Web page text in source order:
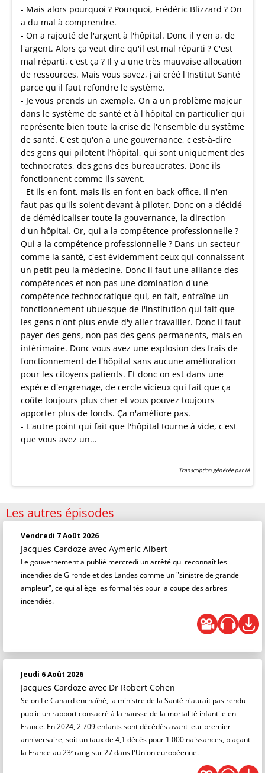
- Mais alors pourquoi ? Pourquoi, Frédéric Blizzard ? On
a du mal à comprendre.
- On a rajouté de l'argent à l'hôpital. Donc il y en a, de
l'argent. Alors ça veut dire qu'il est mal réparti ? C'est
mal réparti, c'est ça ? Il y a une très mauvaise allocation
de ressources. Mais vous savez, j'ai créé l'Institut Santé
parce qu'il faut refondre le système.
- Je vous prends un exemple. On a un problème majeur
dans le système de santé et à l'hôpital en particulier qui
représente bien toute la crise de l'ensemble du système
de santé. C'est qu'on a une gouvernance, c'est-à-dire
des gens qui pilotent l'hôpital, qui sont uniquement des
technocrates, des gens des bureaucrates. Donc ils
fonctionnent comme ils savent.
- Et ils en font, mais ils en font en back-office. Il n'en
faut pas qu'ils soient devant à piloter. Donc on a décidé
de démédicaliser toute la gouvernance, la direction
d'un hôpital. Or, qui a la compétence professionnelle ?
Qui a la compétence professionnelle ? Dans un secteur
comme la santé, c'est évidemment ceux qui connaissent
un petit peu la médecine. Donc il faut une alliance des
compétences et non pas une domination d'une
compétence technocratique qui, en fait, entraîne un
fonctionnement ubuesque de l'institution qui fait que
les gens n'ont plus envie d'y aller travailler. Donc il faut
payer des gens, non pas des gens permanents, mais en
intérimaire. Donc vous avez une explosion des frais de
fonctionnement de l'hôpital sans aucune amélioration
pour les citoyens patients. Et donc on est dans une
espèce d'engrenage, de cercle vicieux qui fait que ça
coûte toujours plus cher et vous pouvez toujours
apporter plus de fonds. Ça n'améliore pas.
- L'autre point qui fait que l'hôpital tourne à vide, c'est
que vous avez un...
Transcription générée par IA
Les autres épisodes
Vendredi 7 Août 2026
Jacques Cardoze avec Aymeric Albert
Le gouvernement a publié mercredi un arrêté qui reconnaît les
incendies de Gironde et des Landes comme un "sinistre de grande
ampleur", ce qui allège les formalités pour la coupe des arbres
incendiés.
Jeudi 6 Août 2026
Jacques Cardoze avec Dr Robert Cohen
Selon Le Canard enchaîné, la ministre de la Santé n'aurait pas rendu
public un rapport consacré à la hausse de la mortalité infantile en
France. En 2024, 2 709 enfants sont décédés avant leur premier
anniversaire, soit un taux de 4,1 décès pour 1 000 naissances, plaçant
la France au 23ᵉ rang sur 27 dans l'Union européenne.